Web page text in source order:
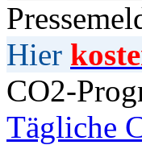
Hier
CO2-
Tägliche